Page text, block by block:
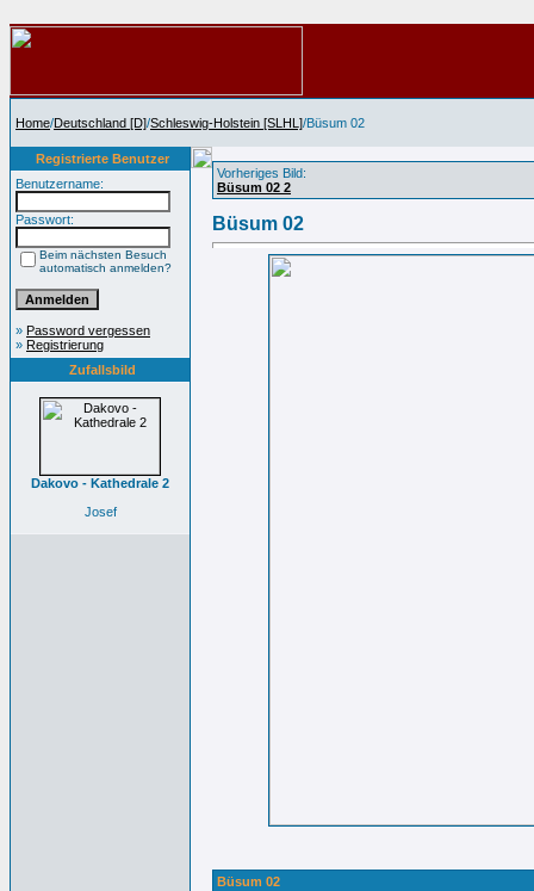
Home/Deutschland [D]/Schleswig-Holstein [SLHL]/Büsum 02
Registrierte Benutzer
Benutzername:
Passwort:
Beim nächsten Besuch
automatisch anmelden?
» Password vergessen
» Registrierung
Zufallsbild
Dakovo - Kathedrale 2
Josef
Vorheriges Bild:
Büsum 02 2
Büsum 02
Büsum 02